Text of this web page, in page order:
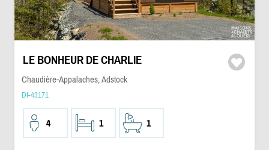
LE BONHEUR DE CHARLIE
Chaudière-Appalaches, Adstock
DI-43171
4 1 1